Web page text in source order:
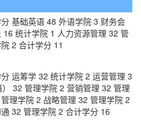
基础英语 48 外语学院 3 财务会
统计学院 1 人力资源管理 32 管
2 合计学分 11
运筹学 32 统计学院 2 运营管理 3
32 管理学院 2 营销管理 32 管理
理学院 2 战略管理 32 管理学院 2
32 管理学院 2 合计学分 16